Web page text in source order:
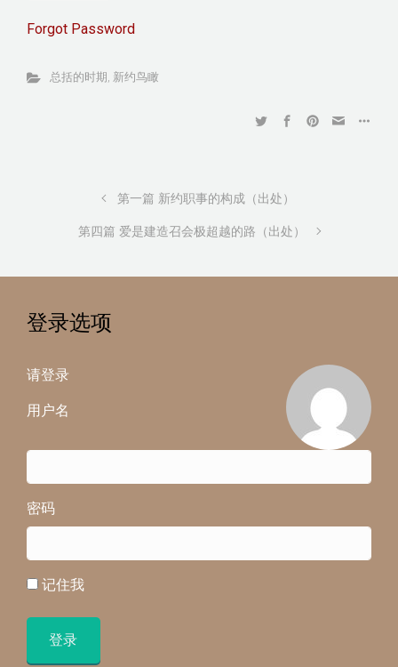
Forgot Password
总括的时期 , 新约鸟瞰
第一篇 新约职事的构成（出处）
第四篇 爱是建造召会极超越的路（出处）
登录选项
请登录
用户名
密码
记住我